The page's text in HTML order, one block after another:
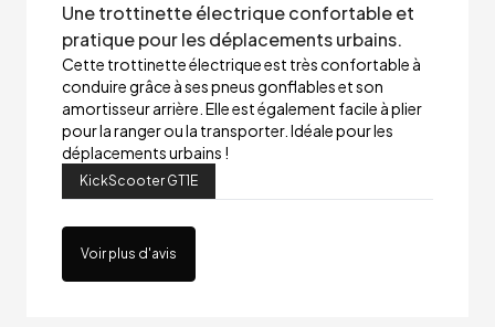
Une trottinette électrique confortable et
pratique pour les déplacements urbains.
Cette trottinette électrique est très confortable à
conduire grâce à ses pneus gonflables et son
amortisseur arrière. Elle est également facile à plier
pour la ranger ou la transporter. Idéale pour les
déplacements urbains !
KickScooter GT1E
Voir plus d'avis